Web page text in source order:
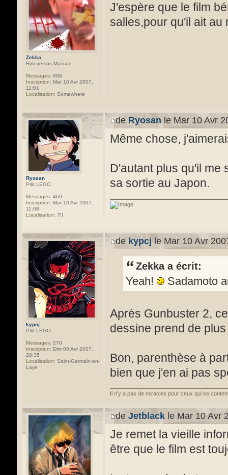
Zekka
Ryo versus Massue
Messages: 898
Inscription: Mar 10 Avr 2007,
11:01
Localisation: Somewhere
J'espère que le film
salles,pour qu'il ait au
Ryosan
Pitit LEGO
Messages: 469
Inscription: Mar 10 Avr 2007,
11:08
Localisation: ?!!
de Ryosan le Mar 10 Avr
Même chose,
D'autant plus qu'il me
sa sortie au Japon.
kypcj
Pitit LEGO
Messages: 270
Inscription: Dim 08 Avr 2007,
20:35
Localisation: Saint-Germain-en-
Laye
de kypcjle Mar 10 Avr
Zekka a écrit:
Yeah! Sadamoto
Après Gunbuster 2,
dessine prend de
Bon, parenthèse à
bien que j'en ai pas
Il n'y a pas de miracles pour ceux qui se
deJetblack le Mar 10 Avr
Je remet la vieille
être que le film est